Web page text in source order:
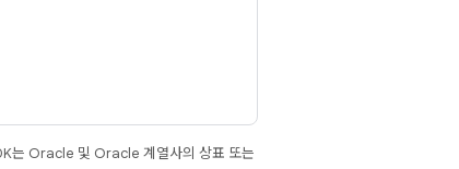
는 Oracle 및 Oracle 계열사의 상표 또는